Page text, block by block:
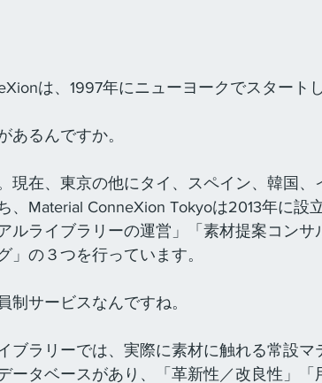
は、1997年にニューヨークでスタート
あるんですか。
現在、東京の他にタイ、スペイン、韓国
、Material ConneXion Tokyoは2013年に設
ルライブラリーの運営」「素材提案コン
」の３つを行っています。
制サービスなんですね。
ブラリーでは、実際に素材に触れる常設
ータベースがあり、「革新性／改良性」